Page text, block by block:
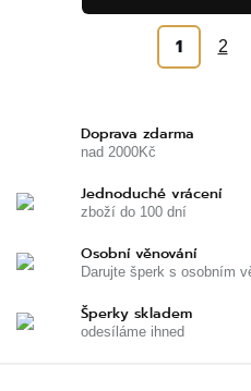
1 2
Doprava zdarma
nad 2000Kč
Jednoduché vrácení
zboží do 100 dní
Osobní věnování
Darujte šperk s osobním
Šperky skladem
odesíláme ihned